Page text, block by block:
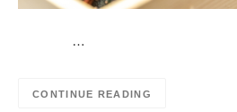
…
CONTINUE READING